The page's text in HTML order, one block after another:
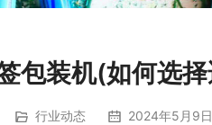
包装机(如何选
行业动态 2024年5月9